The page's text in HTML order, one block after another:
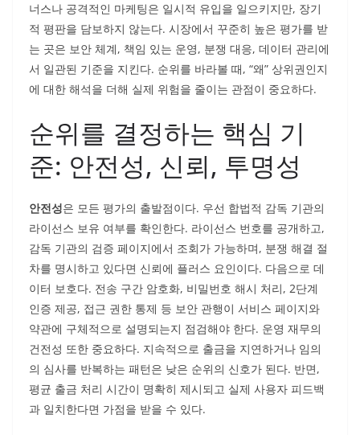
너스나 공격적인 마케팅은 일시적 유입을 일으키지만, 장기
적 평판을 담보하지 않는다. 시장에서 꾸준히 높은 평가를 받
는 곳은 보안 체계, 책임 있는 운영, 분쟁 대응, 데이터 관리에
서 일관된 기준을 지킨다. 순위를 바라볼 때, “왜” 상위권인지
에 대한 해석을 더해 실제 위험을 줄이는 관점이 중요하다.
순위를 결정하는 핵심 기
준: 안전성, 신뢰, 투명성
안전성은 모든 평가의 출발점이다. 우선 합법적 감독 기관의
라이선스 보유 여부를 확인한다. 라이선스 번호를 공개하고,
감독 기관의 검증 페이지에서 조회가 가능하며, 분쟁 해결 절
차를 명시하고 있다면 신뢰에 플러스 요인이다. 다음으로 데
이터 보호다. 전송 구간 암호화, 비밀번호 해시 처리, 2단계
인증 제공, 접근 권한 통제 등 보안 관행이 서비스 페이지와
약관에 구체적으로 설명되는지 점검해야 한다. 운영 재무의
건전성 또한 중요하다. 지속적으로 출금을 지연하거나 임의
의 심사를 반복하는 패턴은 낮은 순위의 신호가 된다. 반면,
평균 출금 처리 시간이 명확히 제시되고 실제 사용자 피드백
과 일치한다면 가점을 받을 수 있다.